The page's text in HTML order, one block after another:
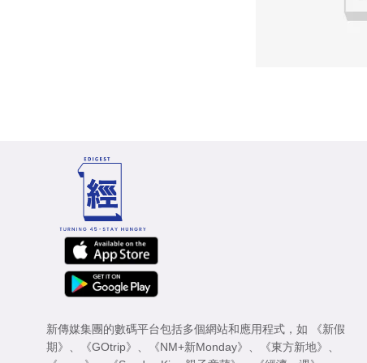
新傳媒集團的數碼平台包括多個網站和應用程式，如
《新假
期》
《GOtrip》 《NM+新Monday》 《東方新地》